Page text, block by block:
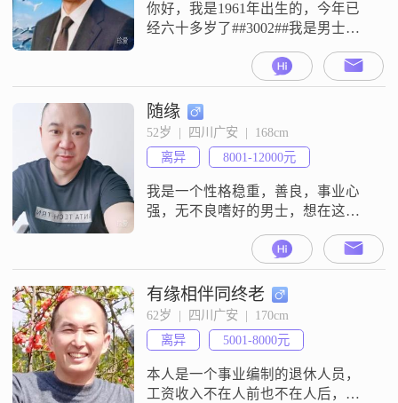
你好，我是1961年出生的，今年已
经六十多岁了##3002##我是男士，
是大学本科##3002##我现在的工作
地点在广安，每个月的收入大概在
一万两千元到两万元之间##3002##
我觉得我这个人性格挺稳重可靠
的，平时做事比较踏实##3002##我
性格外向健谈，平时喜欢和人交
流，话比较
随缘
52岁  |  四川广安  |  168cm
离异
8001-12000元
我是一个性格稳重，善良，事业心
强，无不良嗜好的男士，想在这里
不咬文嚼字和善可亲的女性。每天
开开心心过好每一天的温馨伴侣。
有缘相伴同终老
62岁  |  四川广安  |  170cm
离异
5001-8000元
本人是一个事业编制的退休人员，
工资收入不在人前也不在人后，能